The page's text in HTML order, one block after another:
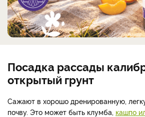
Посадка рассады
открытый грунт
Сажают в хорошо дренированную,
почву. Это может быть клумба, кашпо